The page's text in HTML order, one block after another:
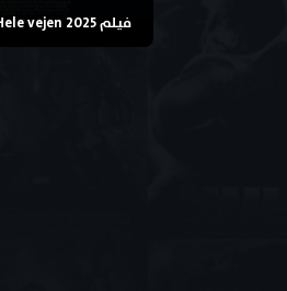
فيلم Hele vejen 2025 مترجم